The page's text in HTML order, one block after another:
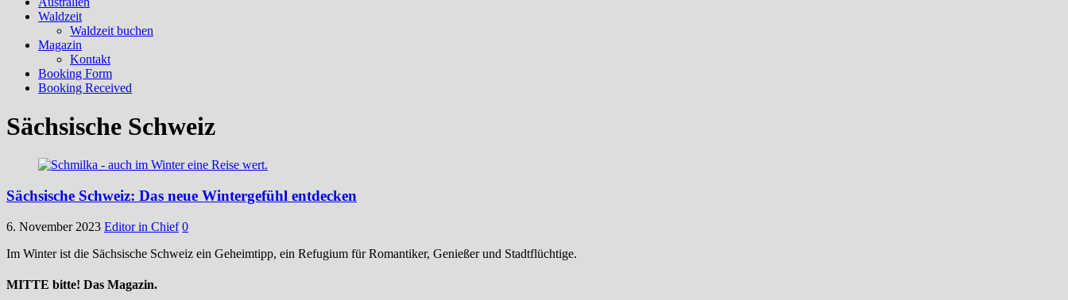
Waldzeit
Waldzeit buchen
Magazin
Kontakt
Booking Form
Booking Received
Sächsische Schweiz
Sächsische Schweiz: Das neue Wintergefühl entdecken
6. November 2023 Editor in Chief 0
Im Winter ist die Sächsische Schweiz ein Geheimtipp, ein Refugium für Romantiker, Genießer und Stadtflüchtige.
MITTE bitte! Das Magazin.